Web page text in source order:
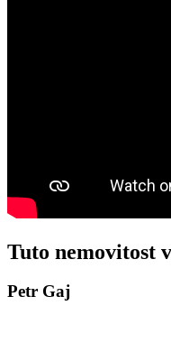
Tuto nemovitost
Petr Gaj